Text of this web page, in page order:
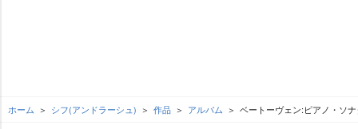
ホーム シフ(アンドラーシュ) 作品 アルバム ベートーヴェン:ピアノ・ソ